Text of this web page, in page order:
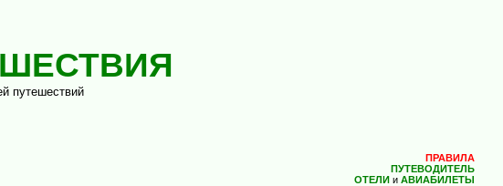
путешествий
ПРАВИЛА
ПУТЕВОДИТЕЛЬ
ОТЕЛИ и АВИАБИЛЕТЫ